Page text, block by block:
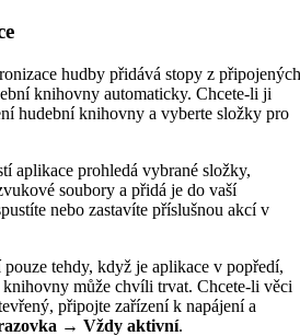
hudby přidává stopy z připojených
knihovny automaticky. Chcete-li ji
hudební knihovny a vyberte složky pro
aplikace prohledá vybrané složky,
soubory a přidá je do vaší
nebo zastavíte příslušnou akcí v
tehdy, když je aplikace v popředí,
může chvíli trvat. Chcete-li věci
připojte zařízení k napájení a
→ Vždy aktivní.